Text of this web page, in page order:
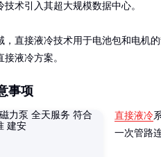
技术引入其超大规模数据中心。
，直接液冷技术用于电池包和电机
液冷方案。
事项
直接液冷
一次管路